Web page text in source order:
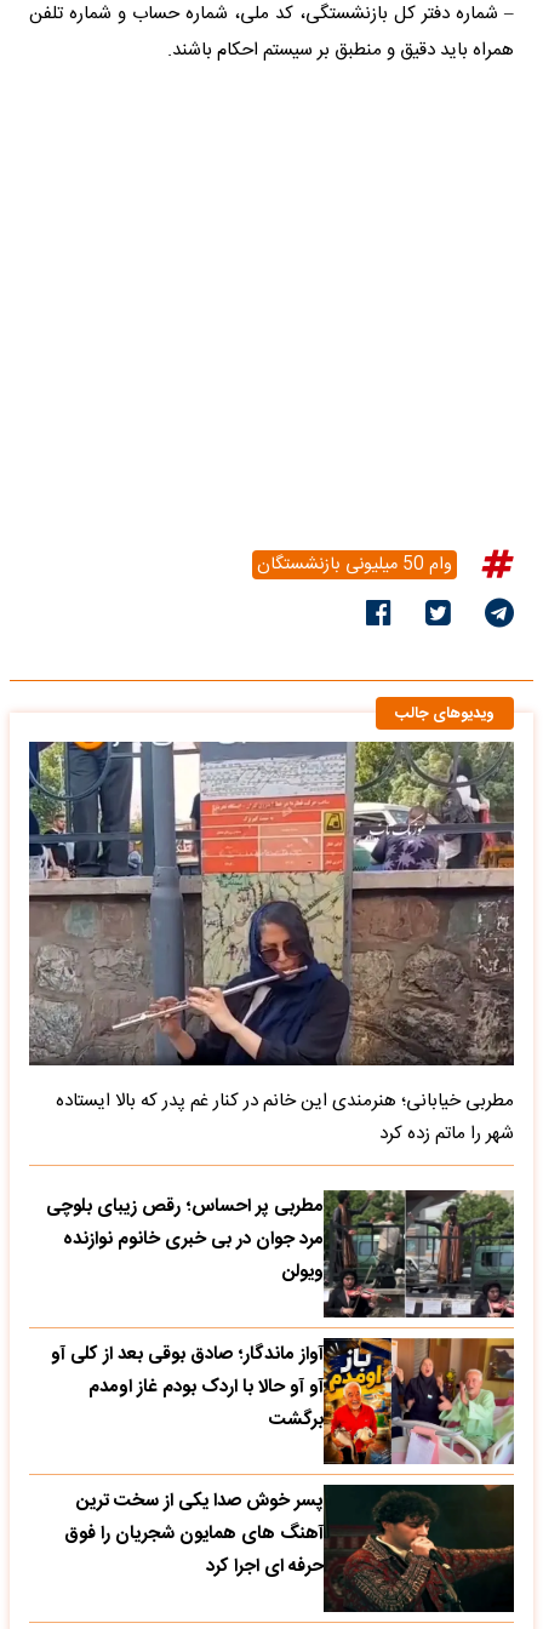
– شماره دفتر کل بازنشستگی، کد ملی، شماره حساب و شماره تلفن
همراه باید دقیق و منطبق بر سیستم احکام باشند.
وام 50 میلیونی بازنشستگان
ویدیوهای جالب
مطربی خیابانی؛ هنرمندی این خانم در کنار غم پدر که بالا ایستاده
شهر را ماتم زده کرد
مطربی پر احساس؛ رقص زیبای بلوچی
مرد جوان در بی خبری خانوم نوازنده
ویولن
آواز ماندگار؛ صادق بوقی بعد از کلی آو
آو آو حالا با اردک بودم غاز اومدم
برگشت
پسر خوش صدا یکی از سخت ترین
آهنگ های همایون شجریان را فوق
حرفه ای اجرا کرد